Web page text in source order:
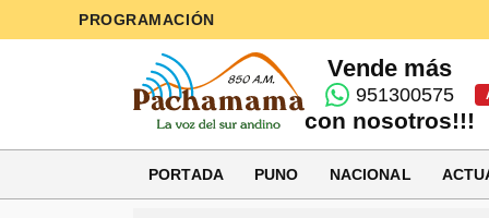
PROGRAMACIÓN
Vende más
951300575
con nosotros!!!
PORTADA PUNO NACIONAL